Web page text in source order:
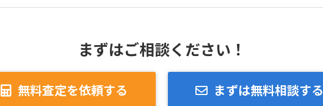
まずはご相談ください！
無料査定を依頼する まずは無料相談する